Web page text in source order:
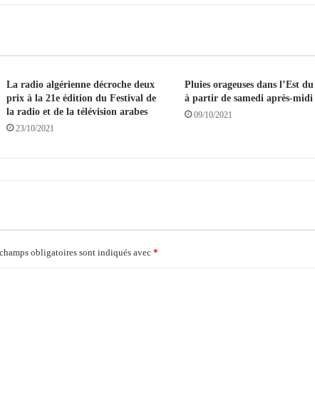
e
r
o
n
l
D
e
La radio algérienne décroche deux
prix à la 21e édition du Festival de
la radio et de la télévision arabes
23/10/2021
Pluies orageuses dans l’Est
à partir de samedi après-midi
09/10/2021
obligatoires sont indiqués avec *